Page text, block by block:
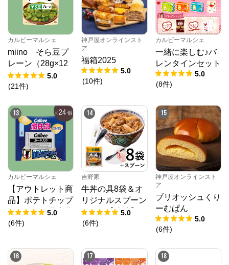
カルビーマルシェ
miino そら豆プ
レーン（28g×12
個）
5.0
(21件)
神戸屋オンラインスト
ア
福箱2025
5.0
(10件)
カルビーマルシェ
一緒に楽しむ♪バ
レンタインセット
5.0
(8件)
13
カルビーマルシェ
【アウトレット商
品】ポテトチップ
スサッカー日本代
表チーム2024（2
日
5.0
(6件)
14
吉野家
牛丼の具8袋＆オ
リジナルスプーン
セット【冷凍】
5.0
(6件)
15
神戸屋オンラインスト
ア
ブリオッシュくり
ーむぱん
5.0
(6件)
16 17 18